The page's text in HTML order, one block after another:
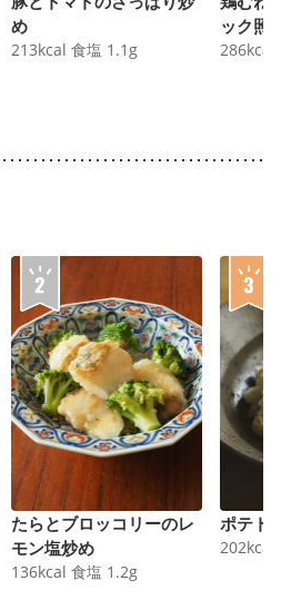
め
213kcal 食塩 1.1 g
ック照
286kcal
たらとブロッコリーのレ
モン塩炒め
136kcal 食塩 1.2g
ポテト
202kcal